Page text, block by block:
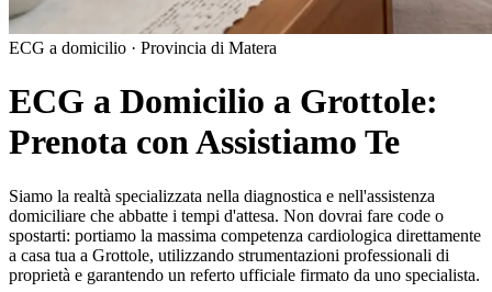
ECG a domicilio · Provincia di Matera
ECG a Domicilio a Grottole:
Prenota con Assistiamo Te
Siamo la realtà specializzata nella diagnostica e nell'assistenza
domiciliare che abbatte i tempi d'attesa. Non dovrai fare code o
spostarti: portiamo la massima competenza cardiologica direttamente
a casa tua a Grottole, utilizzando strumentazioni professionali di
proprietà e garantendo un referto ufficiale firmato da uno specialista.